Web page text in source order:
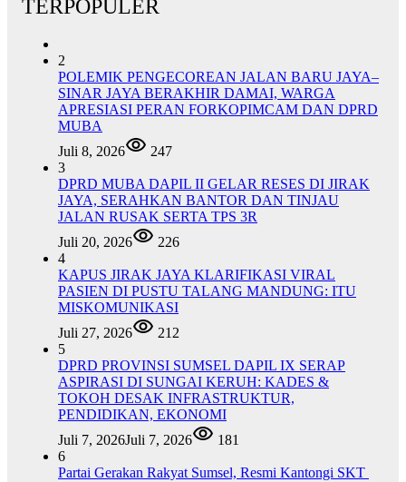
TERPOPULER
2
POLEMIK PENGECOREAN JALAN BARU JAYA–
SINAR JAYA BERAKHIR DAMAI, WARGA
APRESIASI PERAN FORKOPIMCAM DAN DPRD
MUBA
Juli 8, 2026
247
3
DPRD MUBA DAPIL II GELAR RESES DI JIRAK
JAYA, SERAHKAN BANTOR DAN TINJAU
JALAN RUSAK SERTA TPS 3R
Juli 20, 2026
226
4
KAPUS JIRAK JAYA KLARIFIKASI VIRAL
PASIEN DI PUSTU TALANG MANDUNG: ITU
MISKOMUNIKASI
Juli 27, 2026
212
5
DPRD PROVINSI SUMSEL DAPIL IX SERAP
ASPIRASI DI SUNGAI KERUH: KADES &
TOKOH DESAK INFRASTRUKTUR,
PENDIDIKAN, EKONOMI
Juli 7, 2026Juli 7, 2026
181
6
Partai Gerakan Rakyat Sumsel, Resmi Kantongi SKT